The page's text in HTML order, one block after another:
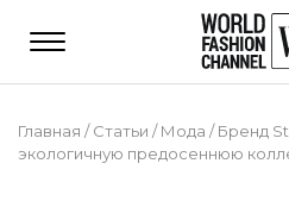
Главная /Статьи /Мода /Бренд
экологичную предосеннюю